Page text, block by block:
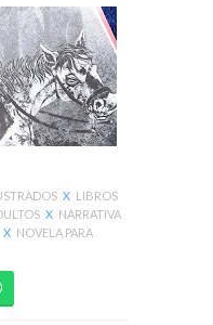
X LIBROS
X NARRATIVA
X NOVELA PARA